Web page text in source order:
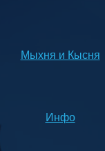
Мыхня и Кысня
Инфо